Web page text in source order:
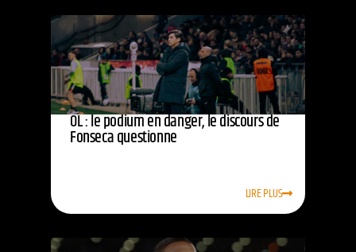
OL : le podium en danger, le discours de
Fonseca questionne
LIRE PLUS